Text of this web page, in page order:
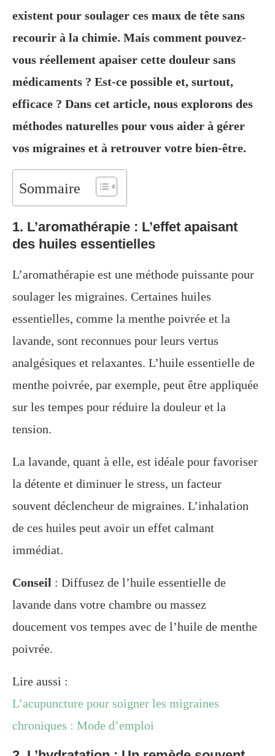
existent pour soulager ces maux de tête sans
recourir à la chimie. Mais comment pouvez-
vous réellement apaiser cette douleur sans
médicaments ? Est-ce possible et, surtout,
efficace ? Dans cet article, nous explorons des
méthodes naturelles pour vous aider à gérer
vos migraines et à retrouver votre bien-être.
Sommaire
1. L’aromathérapie : L’effet apaisant
des huiles essentielles
L’aromathérapie est une méthode puissante pour
soulager les migraines. Certaines huiles
essentielles, comme la menthe poivrée et la
lavande, sont reconnues pour leurs vertus
analgésiques et relaxantes. L’huile essentielle de
menthe poivrée, par exemple, peut être appliquée
sur les tempes pour réduire la douleur et la
tension.
La lavande, quant à elle, est idéale pour favoriser
la détente et diminuer le stress, un facteur
souvent déclencheur de migraines. L’inhalation
de ces huiles peut avoir un effet calmant
immédiat.
Conseil : Diffusez de l’huile essentielle de
lavande dans votre chambre ou massez
doucement vos tempes avec de l’huile de menthe
poivrée.
Lire aussi :
L’acupuncture pour soigner les migraines
chroniques : Mode d’emploi